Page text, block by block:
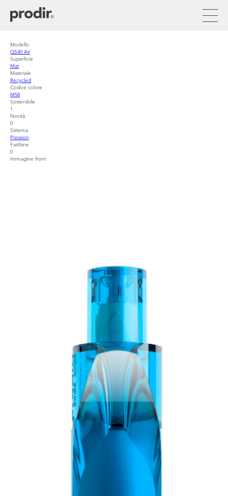
contenu
Modello
QS40 Air
Superficie
Mat
Materiale
Recycled
Codice colore
M58
Sostenibile
1
Novità
0
Sistema
Pression
Fastlane
0
Immagine front